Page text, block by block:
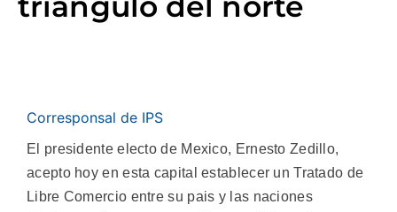
Corresponsal de IPS
El presidente electo de Mexico, Ernesto Zedillo,
acepto hoy en esta capital establecer un Tratado de
Libre Comercio entre su pais y las naciones